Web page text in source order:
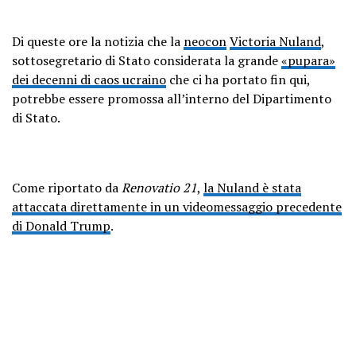
Di queste ore la notizia che la neoconVictoria Nuland,
sottosegretario di Stato considerata la grande«pupara»
dei decenni di caos ucraino che ci ha portato fin qui,
potrebbe essere promossa all’interno del Dipartimento
di Stato.
Come riportato daRenovatio 21, la Nuland è stata
attaccata direttamente in un videomessaggio precedente
di Donald Trump.